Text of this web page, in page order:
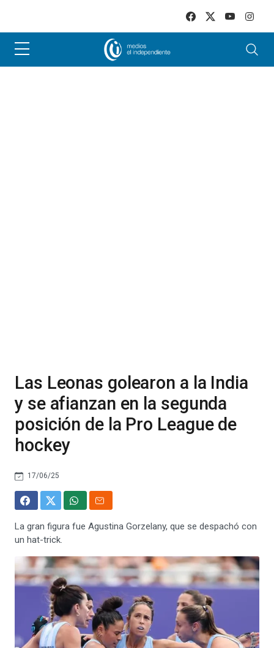
Las Leonas golearon a la India
y se afianzan en la segunda
posición de la Pro League de
hockey
17/06/25
La gran figura fue Agustina Gorzelany, que se despachó con
un hat-trick.